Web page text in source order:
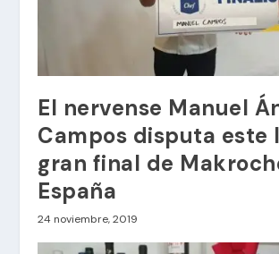
El nervense Manuel
Campos disputa este
gran final de
España
24 noviembre, 2019